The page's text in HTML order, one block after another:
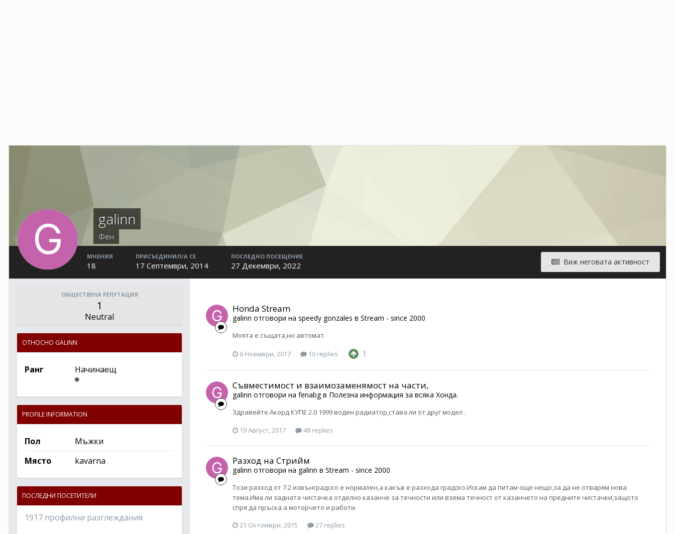
galinn
Фен
Виж неговата активност
МНЕНИЯ
18
ПРИСЪЕДИНИЛ/А СЕ
17 Септември, 2014
ПОСЛЕДНО ПОСЕЩЕНИЕ
27 Декември, 2022
ОБЩЕСТВЕНА РЕПУТАЦИЯ
1
Neutral
ОТНОСНО GALINN
Ранг Начинаещ
PROFILE INFORMATION
Пол
Мъжки
Място
kavarna
ПОСЛЕДНИ ПОСЕТИТЕЛИ
1917 профилни разглеждания
Honda Stream
galinn отговори на speedy gonzales в Stream - since 2000
Моята е същата,но автомат.
6 Ноември, 2017 10 replies 1
Съвместимост и взаимозаменямост на части,
galinn отговори на fenabgв Полезна информация за всяка Хонда.
Здравейте.Акорд КУПЕ 2.0 1999 воден радиатор,става ли от друг модел .
19 Август, 2017
48 replies
Разход на Стрийм
galinn отговори на galinn в Stream - since 2000
Този разход от 7.2 извънградско е нормален,а какъв е разхода градско.Искам да питам още нещо,за да не отварям нова
тема.Има ли задната чистачка отделно казанче за течности или взема течност от казанчето на предните чистачки,защото
спря да пръска а моторчето и работи.
21 Октомври, 2015
27 replies